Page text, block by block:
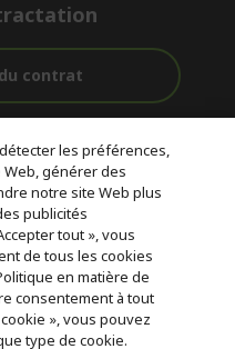
contrat
après-
Paiement
Sécurisé
agréé pour les produits et
les préférences,
générer des
notre site Web plus
publicités
tout », vous
de tous les cookies
en matière de
consentement à tout
», vous pouvez
type de cookie.